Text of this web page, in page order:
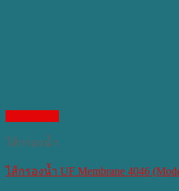
ไส้กรองน้ำ
ไส้กรองน้ำ UF Membrane 4046